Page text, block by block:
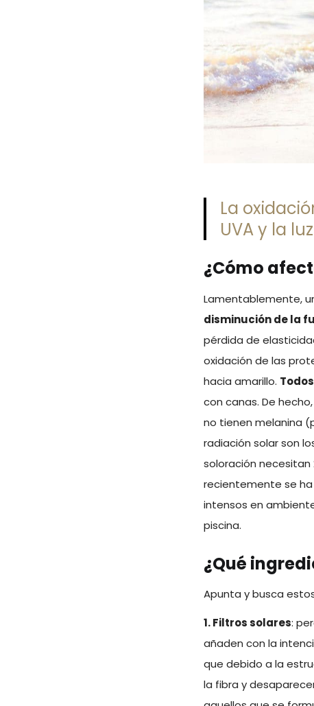
La
UVA y la
¿Cómo
Lamentablemente,
disminución de la
pérdida de
oxidación de las
hacia amarillo.
con canas. De
no tienen melanina
radiación solar son
soloración necesitan
recientemente se
intensos en
piscina.
¿Qué
Apunta y busca
1. Filtros solares:
añaden con la
que debido a la
la fibra y